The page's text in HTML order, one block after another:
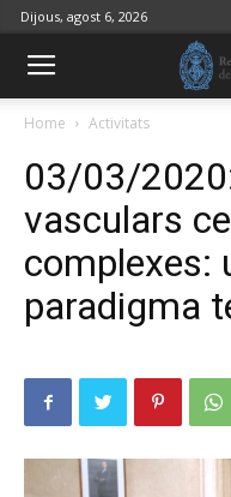
Dijous, agost 6, 2026
Home Activitats
03/03/
vasculars
complexes:
paradigma